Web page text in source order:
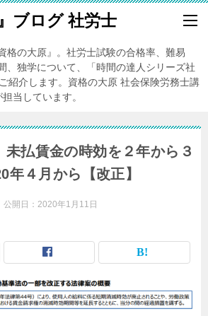
ブログ 社労士
格の大原』。社労士試験の合格率、難易
、独学について、「時間の達人シリーズ社
紹介します。資格の大原 社会保険労務士講
当しています。
未払賃金の時効を２年から３
年４月から【改正】
公開日： 2020年1月11日